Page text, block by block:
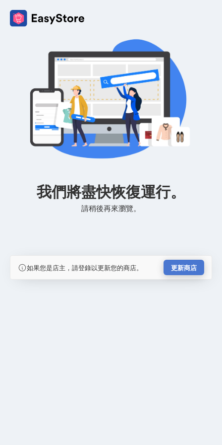
我們將盡快恢復運行。
請稍後再來瀏覽。
如果您是店主，請登錄以更新您的商店。 更新商店